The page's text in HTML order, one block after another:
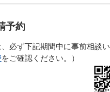
予約
必ず下記期間中に事前相談
をご確認ください。）